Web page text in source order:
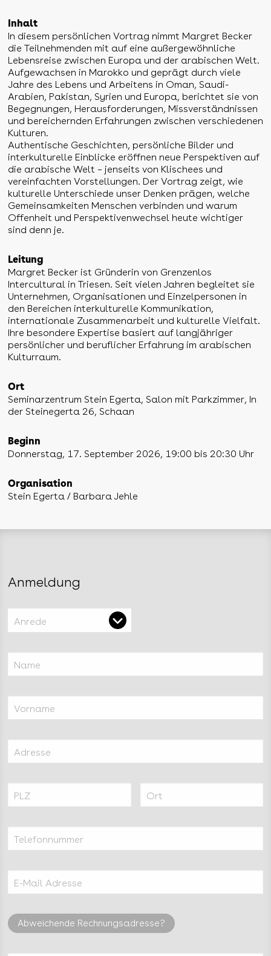
Inhalt
In diesem persönlichen Vortrag nimmt Margret Becker
die Teilnehmenden mit auf eine außergewöhnliche
Lebensreise zwischen Europa und der arabischen Welt.
Aufgewachsen in Marokko und geprägt durch viele
Jahre des Lebens und Arbeitens in Oman, Saudi-
Arabien, Pakistan, Syrien und Europa, berichtet sie von
Begegnungen, Herausforderungen, Missverständnissen
und bereichernden Erfahrungen zwischen verschiedenen
Kulturen.
Authentische Geschichten, persönliche Bilder und
interkulturelle Einblicke eröffnen neue Perspektiven auf
die arabische Welt – jenseits von Klischees und
vereinfachten Vorstellungen. Der Vortrag zeigt, wie
kulturelle Unterschiede unser Denken prägen, welche
Gemeinsamkeiten Menschen verbinden und warum
Offenheit und Perspektivenwechsel heute wichtiger
sind denn je.
Leitung
Margret Becker ist Gründerin von Grenzenlos
Intercultural in Triesen. Seit vielen Jahren begleitet sie
Unternehmen, Organisationen und Einzelpersonen in
den Bereichen interkulturelle Kommunikation,
internationale Zusammenarbeit und kulturelle Vielfalt.
Ihre besondere Expertise basiert auf langjähriger
persönlicher und beruflicher Erfahrung im arabischen
Kulturraum.
Ort
Seminarzentrum Stein Egerta, Salon mit Parkzimmer, In
der Steinegerta 26, Schaan
Beginn
Donnerstag, 17. September 2026, 19:00 bis 20:30 Uhr
Organisation
Stein Egerta / Barbara Jehle
Anmeldung
Anrede
Name
Vorname
Adresse
PLZ Ort
Telefonnummer
E-Mail Adresse
Abweichende Rechnungsadresse?